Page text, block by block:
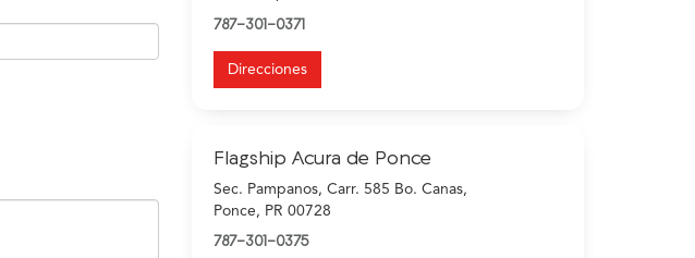
787-301-0371
Direcciones
Flagship Acura de Ponce
Sec. Pampanos, Carr. 585 Bo. Canas,
Ponce, PR 00728
787-301-0375